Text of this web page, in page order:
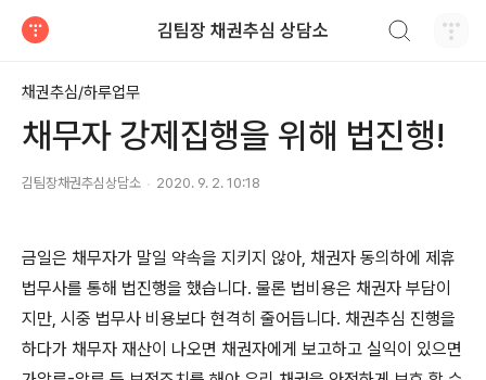
김팀장 채권추심 상담소
채권추심/하루업무
채무자 강제집행을 위해 법진행!
김팀장채권추심상담소 2020. 9. 2. 10:18
금일은 채무자가 말일 약속을 지키지 않아, 채권자 동의하에 제휴
법무사를 통해 법진행을 했습니다. 물론 법비용은 채권자 부담이
지만, 시중 법무사 비용보다 현격히 줄어듭니다. 채권추심 진행을
하다가 채무자 재산이 나오면 채권자에게 보고하고 실익이 있으면